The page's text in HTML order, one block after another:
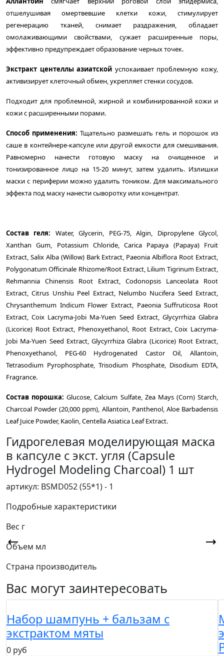
отшелушивая омертвевшие клетки кожи, стимулирует
регенерацию тканей, снимает раздражения, обладает
омолаживающими свойствами, сужает расширенные поры,
эффективно предупреждает образование черных точек.
Экстракт центеллы азиатской успокаивает проблемную кожу,
активизирует клеточный обмен, укрепляет стенки сосудов.
Подходит для проблемной, жирной и комбинированной кожи и
кожи с расширенными порами.
Способ применения: Тщательно размешать гель и порошок из
саше в контейнере-капсуле или другой емкости для смешивания.
Равномерно нанести готовую маску на очищенное и
тонизированное лицо на 15-20 минут, затем удалить. Излишки
маски с периферии можно удалить тоником. Для максимального
эффекта под маску нанести сыворотку или концентрат.
Состав геля: Water, Glycerin, PEG-75, Algin, Dipropylene Glycol,
Xanthan Gum, Potassium Chloride, Carica Papaya (Papaya) Fruit
Extract, Salix Alba (Willow) Bark Extract, Paeonia Albiflora Root Extract,
Polygonatum Officinale Rhizome/Root Extract, Lilium Tigrinum Extract,
Rehmannia Chinensis Root Extract, Codonopsis Lanceolata Root
Extract, Citrus Unshiu Peel Extract, Nelumbo Nucifera Seed Extract,
Chrysanthemum Indicum Flower Extract, Paeonia Suffruticosa Root
Extract, Coix Lacryma-Jobi Ma-Yuen Seed Extract, Glycyrrhiza Glabra
(Licorice) Root Extract, Phenoxyethanol, Root Extract, Coix Lacryma-
Jobi Ma-Yuen Seed Extract, Glycyrrhiza Glabra (Licorice) Root Extract,
Phenoxyethanol, PEG-60 Hydrogenated Castor Oil, Allantoin,
Tetrasodium Pyrophosphate, Trisodium Phosphate, Disodium EDTA,
Fragrance.
Состав порошка: Glucose, Calcium Sulfate, Zea Mays (Corn) Starch,
Charcoal Powder (20,000 ppm), Allantoin, Panthenol, Aloe Barbadensis
Leaf Juice Powder, Kaolin, Centella Asiatica Leaf Extract.
Гидрогелевая моделирующая маска
в капсуле с экст. угля (Capsule
Hydrogel Modeling Charcoal) 1 шт
артикул: BSMD052 (55*1) - 1
Подробные характеристики
Вес г
Объем мл
Страна производитель
Вас могут заинтересовать
Набор шампунь + бальзам с
экстрактом мяты
0 руб